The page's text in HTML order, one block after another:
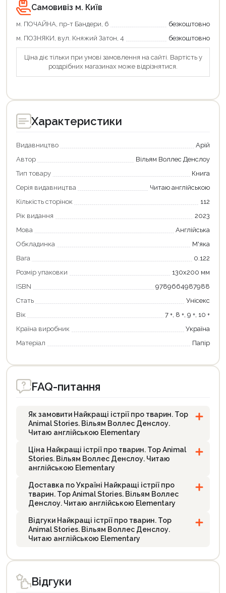
Самовивіз м. Київ
м. ПОЧАЙНА, пр-т Бандери, 6
безкоштовно
м. ПОЗНЯКИ, вул. Княжий Затон, 4
безкоштовно
Ціна діє тільки при умові замовлення на сайті. Вартість у
роздрібних магазинах може відрізнятися.
Характеристики
Видавництво
Арій
Автор
Вільям Воллес Денслоу
Тип товару
Книга
Серія видавництва
Читаю англійською
Кількість сторінок
112
Рік видання
2023
Мова
Англійська
Обкладинка
М'яка
Вага
0.122
Розмір упаковки
130х200 мм
ISBN
9789664987988
Стать
Унісекс
Вік
7 +, 8 +, 9 +, 10 +
Країна виробник
Україна
Матеріал
Папір
FAQ-питання
Як замовити Найкращі істрії про тварин. Top
Animal Stories. Вільям Воллес Денслоу.
Читаю англійською Elementary
Ціна Найкращі істрії про тварин. Top Animal
Stories. Вільям Воллес Денслоу. Читаю
англійською Elementary
Доставка по Україні Найкращі істрії про
тварин. Top Animal Stories. Вільям Воллес
Денслоу. Читаю англійською Elementary
Відгуки Найкращі істрії про тварин. Top
Animal Stories. Вільям Воллес Денслоу.
Читаю англійською Elementary
Відгуки
Продовжити покупки